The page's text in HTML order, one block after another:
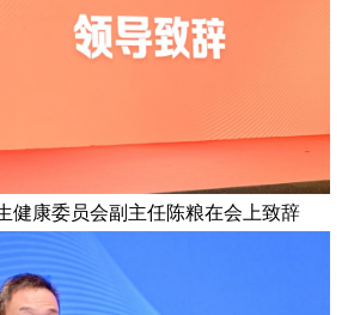
健康委员会副主任陈粮在会上致辞